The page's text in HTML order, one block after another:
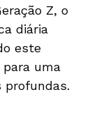
Z, o
diária
este
uma
profundas.